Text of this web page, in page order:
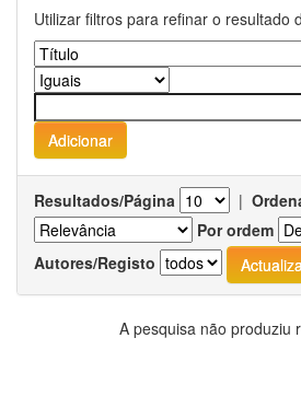
Utilizar filtros para refinar o resultado
Resultados/Página |
Por ordem
Autores/Registo
A pesquisa não produziu